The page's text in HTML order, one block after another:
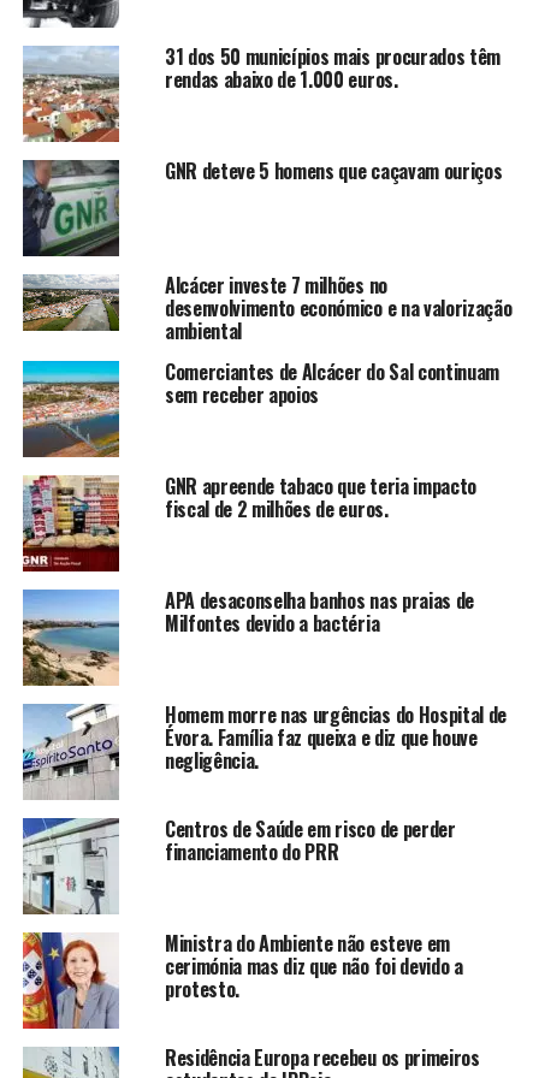
31 dos 50 municípios mais procurados têm
rendas abaixo de 1.000 euros.
GNR deteve 5 homens que caçavam ouriços
Alcácer investe 7 milhões no
desenvolvimento económico e na valorização
ambiental
Comerciantes de Alcácer do Sal continuam
sem receber apoios
GNR apreende tabaco que teria impacto
fiscal de 2 milhões de euros.
APA desaconselha banhos nas praias de
Milfontes devido a bactéria
Homem morre nas urgências do Hospital de
Évora. Família faz queixa e diz que houve
negligência.
Centros de Saúde em risco de perder
financiamento do PRR
Ministra do Ambiente não esteve em
cerimónia mas diz que não foi devido a
protesto.
Residência Europa recebeu os primeiros